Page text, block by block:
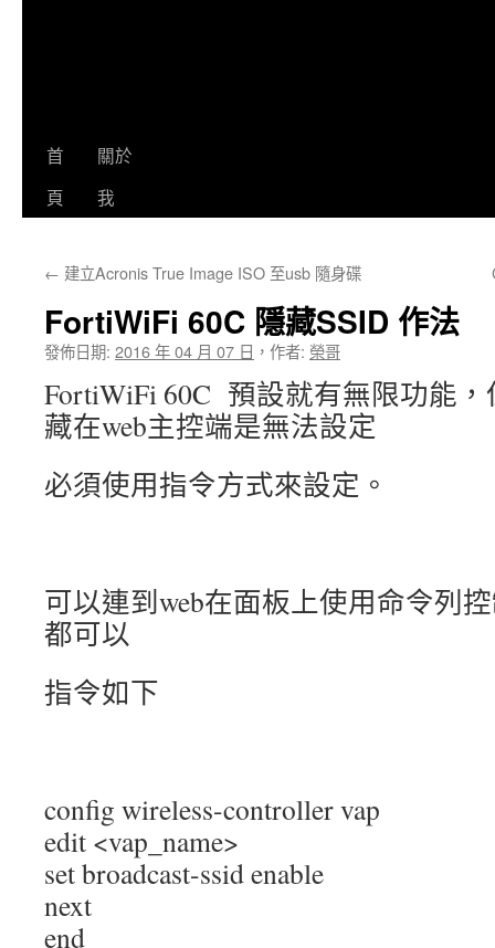
首
頁
關於
我
← 建立Acronis True Image ISO 至usb 隨身碟
FortiWiFi 60C 隱藏SSID 作法
發佈日期: 2016 年 04 月 07 日 ， 作者: 榮哥
FortiWiFi 60C 預設就有無限功能
藏在web主控端是無法設定
必須使用指令方式來設定。
可以連到web在面板上使用命令列
都可以
指令如下
config wireless-controller vap
edit <vap_name>
set broadcast-ssid enable
next
end